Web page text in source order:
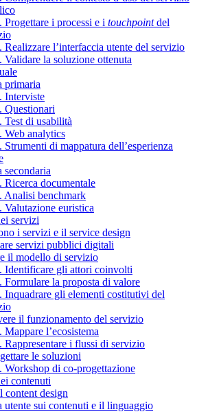
Progettare i processi e i touchpointdel
Realizzare l’interfaccia utente del servizio
Validare la soluzione ottenuta
primaria
Interviste
Questionari
Test di usabilità
Web analytics
Strumenti di mappatura dell’esperienza
secondaria
Ricerca documentale
Analisi benchmark
Valutazione euristica
servizi
i servizi e il service design
servizi pubblici digitali
il modello di servizio
Identificare gli attori coinvolti
Formulare la proposta di valore
Inquadrare gli elementi costitutivi del
il funzionamento del servizio
Mappare l’ecosistema
Rappresentare i flussi di servizio
le soluzioni
Workshop di co-progettazione
contenuti
content design
utente sui contenuti e il linguaggio